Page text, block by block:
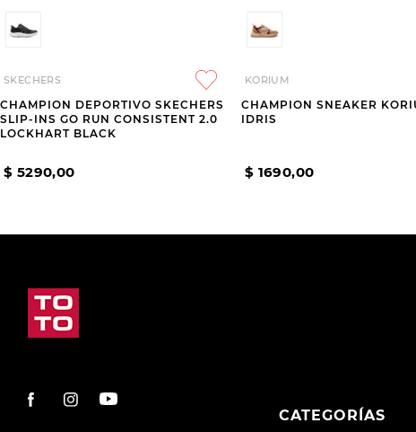
SKECHERS
CHAMPION DEPORTIVO SKECHERS
SLIP-INS GO RUN CONSISTENT 2.0
LOCKHART BLACK
$ 5290,00
KORIUM
CHAMPION SNEAKER
IDRIS
$ 1690,00
CATEGORÍAS